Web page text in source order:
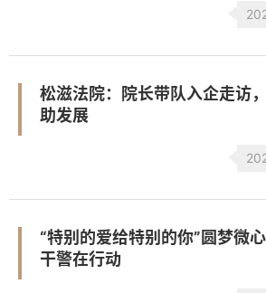
松滋法院：院长带队入企走访，
助发展
“特别的爱给特别的你”圆梦微
干警在行动